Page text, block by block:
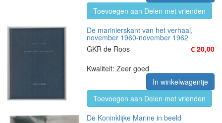
Toevoegen aan Delen met vrienden
De marinierskant van het verhaal,
november 1960-november 1962
GKR de Roos
€ 20,00
Kwaliteit: Zeer goed
In winkelwagentje
Toevoegen aan Delen met vrienden
De Koninklijke Marine in beeld